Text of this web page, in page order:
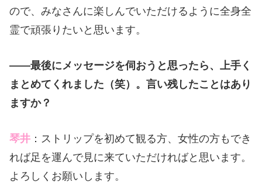
ので、みなさんに楽しんでいただけるように全身全
霊で頑張りたいと思います。
――最後にメッセージを伺おうと思ったら、上手く
まとめてくれました（笑）。言い残したことはあり
ますか？
琴井 ：ストリップを初めて観る方、女性の方もでき
れば足を運んで見に来ていただければと思います。
よろしくお願いします。